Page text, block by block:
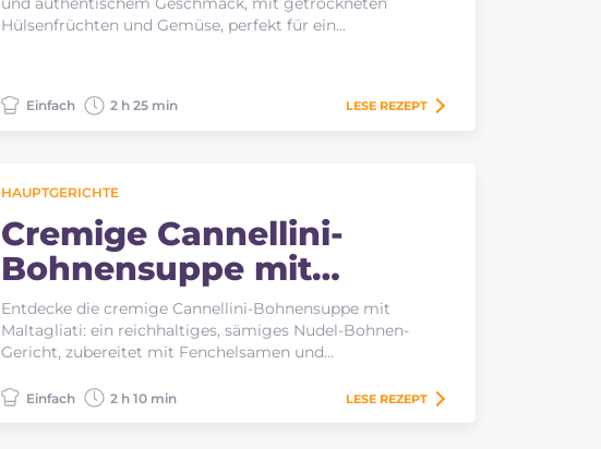
Hülsenfrüchten und Gemüse, perfekt für ein…
Einfach 2 h 25 min LESE REZEPT
HAUPTGERICHTE
Cremige Cannellini-
Bohnensuppe mit
Maltagliati
Entdecke die cremige Cannellini-Bohnensuppe mit
Maltagliati: ein reichhaltiges, sämiges Nudel-Bohnen-
Gericht, zubereitet mit Fenchelsamen und…
Einfach 2 h 10 min LESE REZEPT